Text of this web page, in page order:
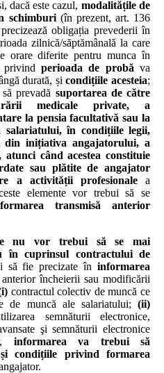
dacă este cazul, modalitățile de
schimburi(în prezent, art. 136
obligația prevederii în
zilnică/săptămânală la care
orare diferite pentru munca în
privindperioada de probă va
durată, șicondițiile acesteia;
prevadă suportarea de către
medicale private, a
la pensia facultativă sau la
salariatului, în condițiile legii,
din inițiativa angajatorului, a
când acestea constituie
sau plătite de angajator
a activității profesionalea
elemente vor trebui să se
transmisă anterior
nu vor trebui să se mai
în cuprinsul contractului de
să fie precizate în informarea
anterior încheierii sau modificării
contractul colectiv de muncă ce
de muncă ale salariatului; (ii)
semnăturii electronice,
şi semnăturii electronice
informarea va trebui să
condițiile privind formarea